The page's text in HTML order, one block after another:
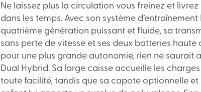
Ne laissez plus la circulation vous freinez et
dans les temps. Avec son système
quatrième génération puissant et fluide, sa
sans perte de vitesse et ses deux batteries
pour une plus grande autonomie, rien ne saurait
Dual Hybrid. Sa large caisse accueille les
toute facilité, tandis que sa capote optionnelle et